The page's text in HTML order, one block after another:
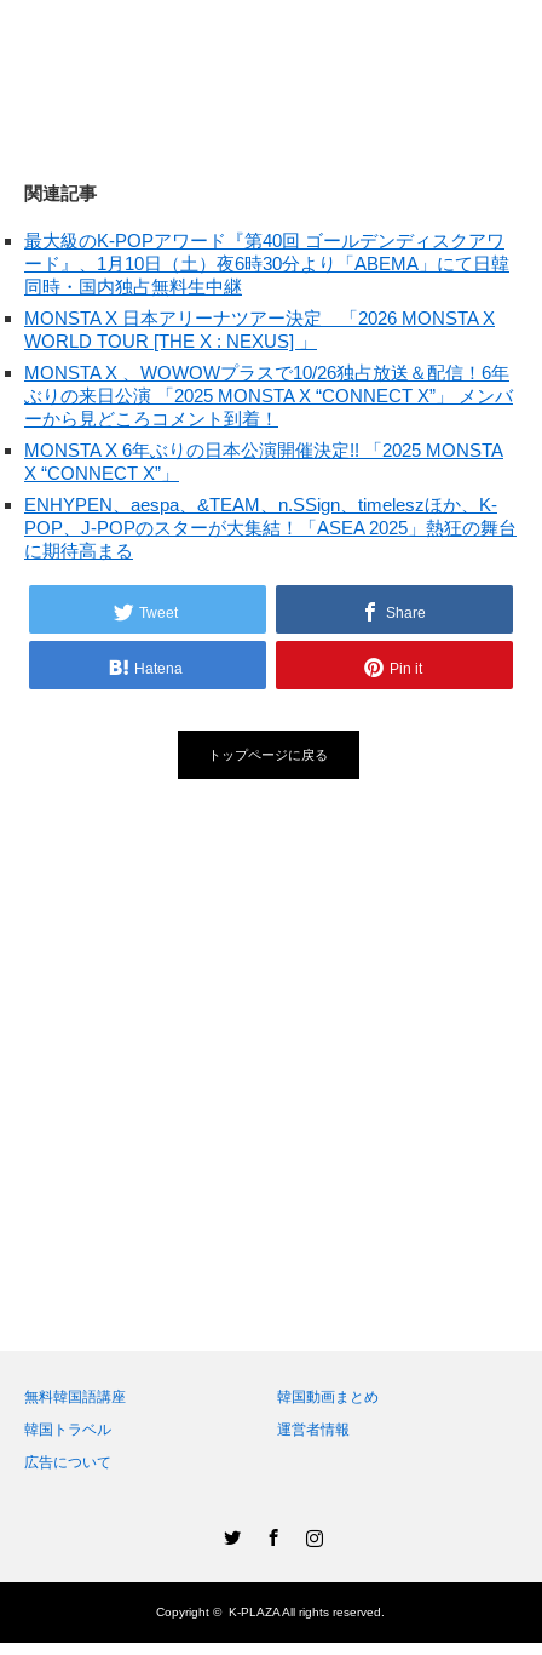
関連記事
最大級のK-POPアワード『第40回 ゴールデンディスクアワ
ード』、1月10日（土）夜6時30分より「ABEMA」にて日韓
同時・国内独占無料生中継
MONSTA X 日本アリーナツアー決定 「2026 MONSTA X
WORLD TOUR [THE X : NEXUS] 」
MONSTA X 、WOWOWプラスで10/26独占放送＆配信！6年
ぶりの来日公演 「2025 MONSTA X “CONNECT X”」 メンバ
ーから見どころコメント到着！
MONSTA X 6年ぶりの日本公演開催決定!! 「2025 MONSTA
X “CONNECT X”」
ENHYPEN、aespa、&TEAM、n.SSign、timeleszほか、K-
POP、J-POPのスターが大集結！「ASEA 2025」熱狂の舞台
に期待高まる
Tweet Share
Hatena Pin it
トップページに戻る
無料韓国語講座
韓国動画まとめ
韓国トラベル
運営者情報
広告について
Copyright ©K-PLAZAAll rights reserved.